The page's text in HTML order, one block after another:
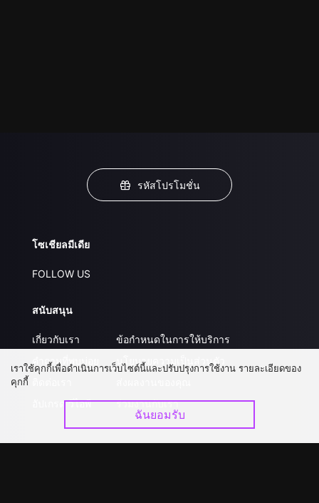
รหัสโปรโมชั่น
โซเชียลมีเดีย
FOLLOW US
สนับสนุน
เกี่ยวกับเรา
คำถามที่พบบ่อย
อัปเกรด วีไอพี
ข้อกำหนดในการให้บริการ
นโยบายความเป็นส่วนตัว
ร่วมงานกับเรา
เราใช้คุกกี้เพื่อดำเนินการเว็บไซต์นี้และปรับปรุงการใช้งาน รายละเอียดของ
คุกกี้
ฉันยอมรับ